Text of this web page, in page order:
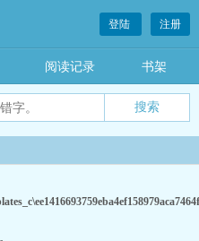
登陆 注册
阅读记录 书架